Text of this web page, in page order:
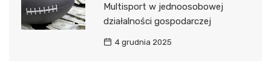
Multisport w jednoosobowej
działalności gospodarczej
4 grudnia 2025